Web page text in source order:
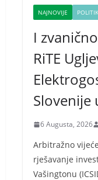
NAJNOVIJE
I
RiTE
Slovenije
6 Augusta, 2026
Arbitražno
rješavanje
Vašingtonu